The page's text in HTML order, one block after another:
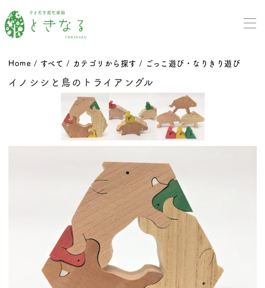
Home / すべて / カテゴリから探す / ごっこ遊び・なりきり遊び
イノシシと鳥のトライアングル